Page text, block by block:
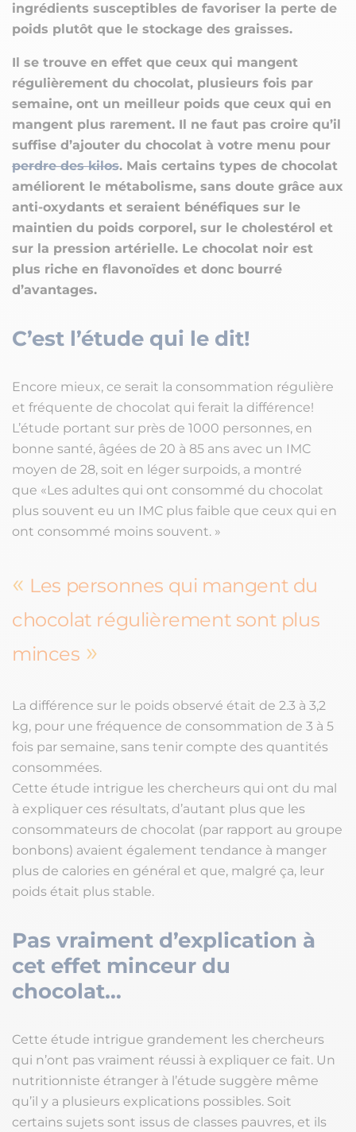
ingrédients susceptibles de favoriser la perte de
poids plutôt que le stockage des graisses.
Il se trouve en effet que ceux qui mangent
régulièrement du chocolat, plusieurs fois par
semaine, ont un meilleur poids que ceux qui en
mangent plus rarement. Il ne faut pas croire qu’il
suffise d’ajouter du chocolat à votre menu pour
perdre des kilos. Mais certains types de chocolat
améliorent le métabolisme, sans doute grâce aux
anti-oxydants et seraient bénéfiques sur le
maintien du poids corporel, sur le cholestérol et
sur la pression artérielle. Le chocolat noir est
plus riche en flavonoïdes et donc bourré
d’avantages.
C’est l’étude qui le dit!
Encore mieux, ce serait la consommation régulière
et fréquente de chocolat qui ferait la différence!
L’étude portant sur près de 1000 personnes, en
bonne santé, âgées de 20 à 85 ans avec un IMC
moyen de 28, soit en léger surpoids, a montré
que «Les adultes qui ont consommé du chocolat
plus souvent eu un IMC plus faible que ceux qui en
ont consommé moins souvent. »
Les personnes qui mangent du
chocolat régulièrement sont plus
minces
La différence sur le poids observé était de 2.3 à 3,2
kg, pour une fréquence de consommation de 3 à 5
fois par semaine, sans tenir compte des quantités
consommées.
Cette étude intrigue les chercheurs qui ont du mal
à expliquer ces résultats, d’autant plus que les
consommateurs de chocolat (par rapport au groupe
bonbons) avaient également tendance à manger
plus de calories en général et que, malgré ça, leur
poids était plus stable.
Pas vraiment d’explication à
cet effet minceur du
chocolat…
Cette étude intrigue grandement les chercheurs
qui n’ont pas vraiment réussi à expliquer ce fait. Un
nutritionniste étranger à l’étude suggère même
qu’il y a plusieurs explications possibles. Soit
certains sujets sont issus de classes pauvres, et ils